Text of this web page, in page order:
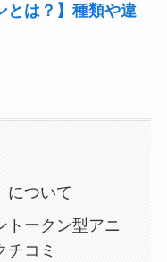
とは？】種類や違
について
トークン型アニ
チコミ